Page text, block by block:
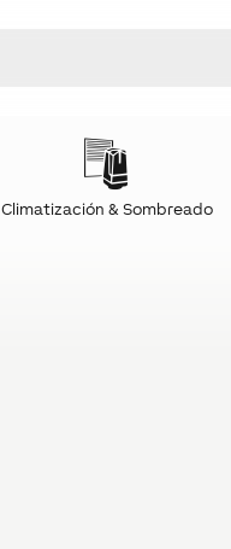
Climatización & Sombreado